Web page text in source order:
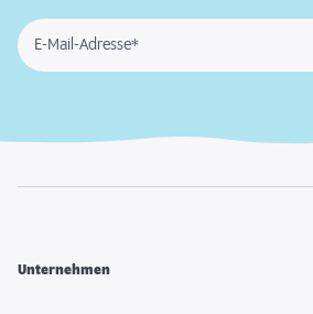
E-Mail-Adresse*
Unternehmen